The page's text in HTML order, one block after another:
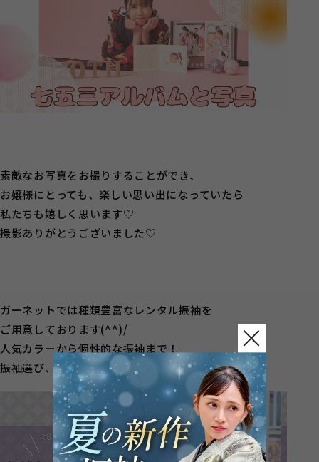
素敵なお写真をお撮りすることができ、
お嬢様にとっても、楽しい思い出になっていたら
私たちも嬉しく思います♡
撮影ありがとうございました♡
ガーネットでは種類豊富なレンタル振袖を
ご用意しております(^^)/
人気カラーから個性的な振袖まで！
振袖選び、小物選びも楽しい！